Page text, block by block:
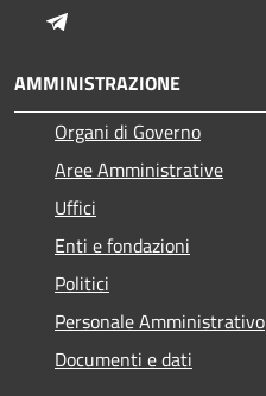
AMMINISTRAZIONE
Organi di Governo
Aree Amministrative
Uffici
Enti e fondazioni
Politici
Personale Amministrativo
Documenti e dati